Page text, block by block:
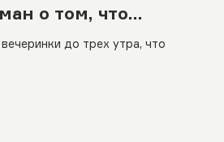
о том, что
в Казахстане
до трех утра, что